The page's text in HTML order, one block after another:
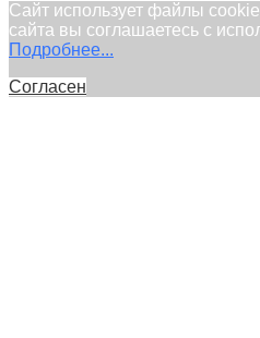
Сайт использует файлы
сайта вы соглашаетесь с
Подробнее...
Согласен